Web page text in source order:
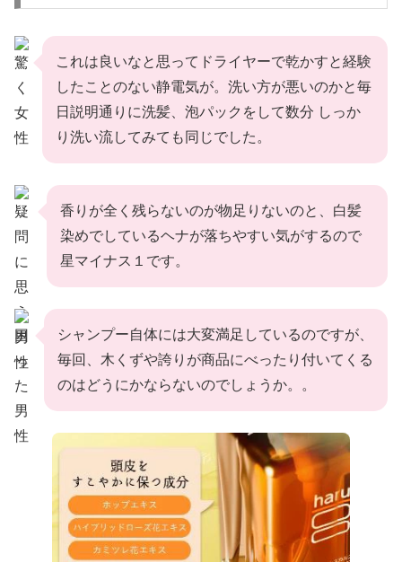
これは良いなと思ってドライヤーで乾かすと経験
したことのない静電気が。洗い方が悪いのかと毎
日説明通りに洗髪、泡パックをして数分 しっか
り洗い流してみても同じでした。
香りが全く残らないのが物足りないのと、白髪
染めでしているヘナが落ちやすい気がするので
星マイナス１です。
シャンプー自体には大変満足しているのですが、
毎回、木くずや誇りが商品にべったり付いてくる
のはどうにかならないのでしょうか。。